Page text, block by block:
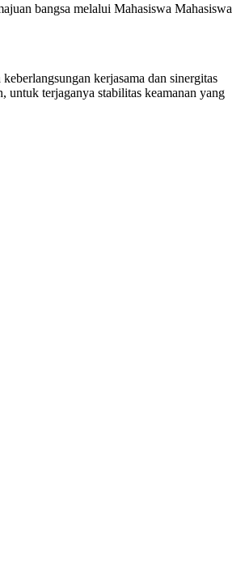
bangsa melalui Mahasiswa Mahasiswa
kerjasama dan sinergitas
untuk terjaganya stabilitas keamanan yang